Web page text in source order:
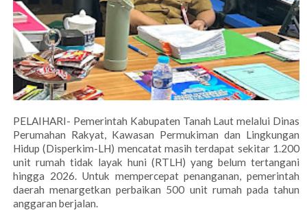
PELAIHARI- Pemerintah Kabupaten Tanah Laut melalui Dinas
Perumahan Rakyat, Kawasan Permukiman dan Lingkungan
Hidup (Disperkim-LH) mencatat masih terdapat sekitar 1.200
unit rumah tidak layak huni (RTLH) yang belum tertangani
hingga 2026. Untuk mempercepat penanganan, pemerintah
daerah menargetkan perbaikan 500 unit rumah pada tahun
anggaran berjalan.